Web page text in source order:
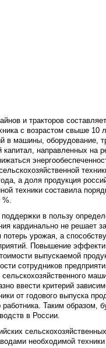
и тракторов
с возрастом свыше 10
в машины, оборудование,
направленных на
а доля продукция
техники составила
в пользу
кардинально не решает
урожая, а
Повышение
выпускаемой
сотрудников
ввести критерий
от годового выпуска
Таким образом,
в России.
необходимой